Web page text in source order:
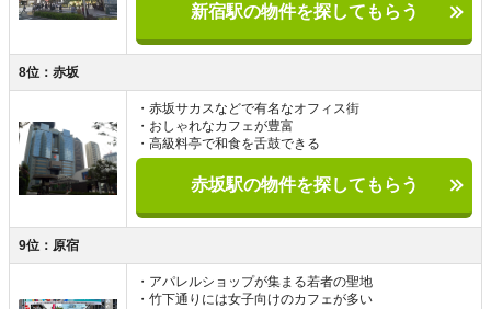
新宿駅の物件を探してもらう
8位：赤坂
・赤坂サカスなどで有名なオフィス街
・おしゃれなカフェが豊富
・高級料亭で和食を舌鼓できる
赤坂駅の物件を探してもらう
9位：原宿
・アパレルショップが集まる若者の聖地
・竹下通りには女子向けのカフェが多い